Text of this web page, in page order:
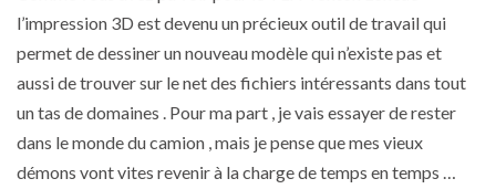
l’impression 3D est devenu un précieux outil de travail qui
permet de dessiner un nouveau modèle qui n’existe pas et
aussi de trouver sur le net des fichiers intéressants dans tout
un tas de domaines . Pour ma part , je vais essayer de rester
dans le monde du camion , mais je pense que mes vieux
démons vont vites revenir à la charge de temps en temps …